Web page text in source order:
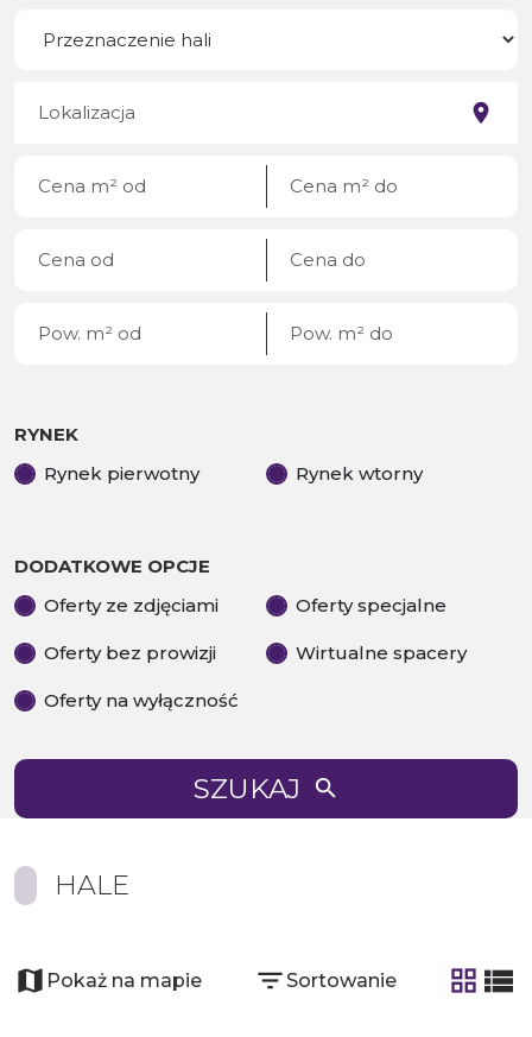
RYNEK
Rynek pierwotny
Rynek wtorny
DODATKOWE OPCJE
Oferty ze zdjęciami
Oferty specjalne
Oferty bez prowizji Wirtualne spacery
Oferty na wyłączność
SZUKAJ
HALE
Pokaż na mapie Sortowanie
tabela